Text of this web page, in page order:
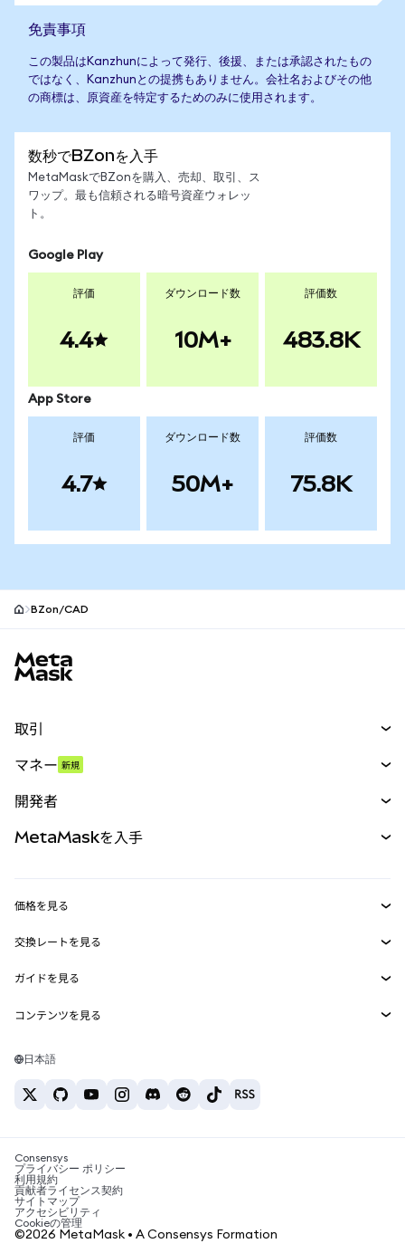
免責事項
この製品はKanzhunによって発行、後援、または承認されたもの
ではなく、Kanzhunとの提携もありません。会社名およびその他
の商標は、原資産を特定するためのみに使用されます。
数秒でBZonを入手
MetaMaskでBZonを購入、売却、取引、ス
ワップ。最も信頼される暗号資産ウォレッ
ト。
Google Play
評価
4.4
ダウンロード数
10M+
評価数
483.8K
App Store
評価
4.7
ダウンロード数
50M+
評価数
75.8K
BZon/CAD
取引
パーペチュアル
RWA
マネー 新規
開発者
MetaMask Connect
Snaps
Web3サービス
MetaMaskを入手
セキュリティ
サポート
キャリア
お問い合わせ
価格を見る
イーサリアムの価格
Solanaの価格
Tetherの価格
交換レートを見る
ETH→USD
USDT→INR
BTC→INR
ETH→USDT
ガイドを見る
ETHの購入
USDTの購入
SHIBの購入
BNBの購入
コンテンツを見る
Solanaウォレット
税制関連ニュース
暗号資産の購入方法は？
ビットコインを売るには？
日本語
Consensys
プライバシー ポリシー
利用規約
貢献者ライセンス契約
サイトマップ
アクセシビリティ
Cookieの管理
©2026 MetaMask • A Consensys Formation